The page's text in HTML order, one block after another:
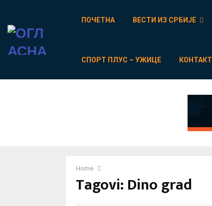
ПОЧЕТНА ВЕСТИ ИЗ СРБИЈЕ
СПОРТ ПЛУС – УЖИЦЕ КОНТАКТ
Home
Tagovi: Dino grad